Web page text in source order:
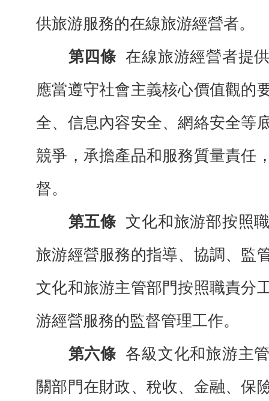
供旅游服務的在線旅游經營者。
第四條 在線旅游經營者提
應當遵守社會主義核心價值觀的
全、信息內容安全、網絡安全等
競爭，承擔產品和服務質量責任
督。
第五條 文化和旅游部按照
旅游經營服務的指導、協調、監
文化和旅游主管部門按照職責分
游經營服務的監督管理工作。
第六條 各級文化和旅游主
關部門在財政、稅收、金融、保